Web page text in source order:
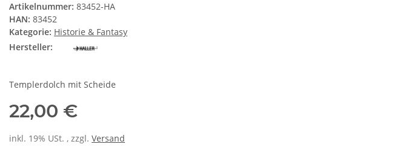
Artikelnummer: 83452-HA
HAN: 83452
Kategorie: Historie & Fantasy
Hersteller:
Templerdolch mit Scheide
22,00 €
inkl. 19% USt. , zzgl. Versand